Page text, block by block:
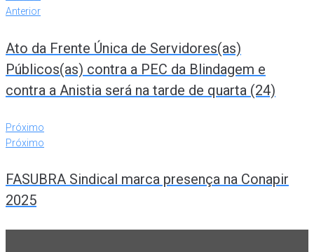
Anterior
Ato da Frente Única de Servidores(as)
Públicos(as) contra a PEC da Blindagem e
contra a Anistia será na tarde de quarta (24)
Próximo
Próximo
FASUBRA Sindical marca presença na Conapir
2025